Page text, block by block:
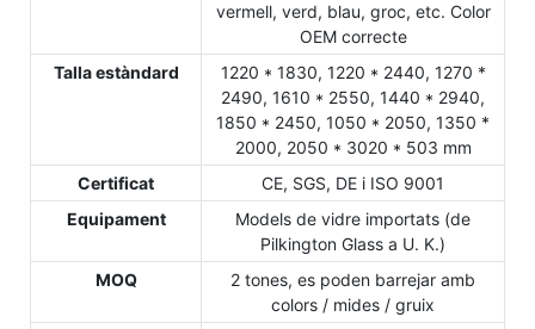
vermell, verd, blau, groc, etc. Color
OEM correcte
Talla estàndard
1220 * 1830, 1220 * 2440, 1270 *
2490, 1610 * 2550, 1440 * 2940,
1850 * 2450, 1050 * 2050, 1350 *
2000, 2050 * 3020 * 503 mm
Certificat
CE, SGS, DE i ISO 9001
Equipament
Models de vidre importats (de
Pilkington Glass a U. K.)
MOQ
2 tones, es poden barrejar amb
colors / mides / gruix